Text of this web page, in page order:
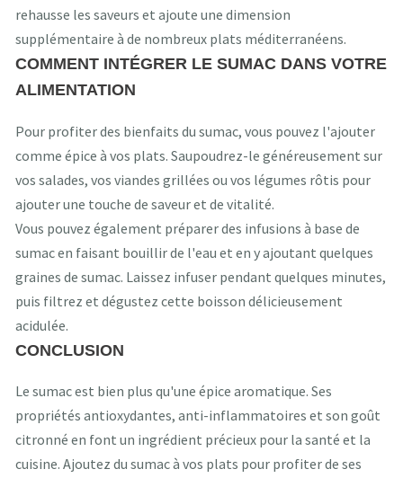
rehausse les saveurs et ajoute une dimension
supplémentaire à de nombreux plats méditerranéens.
COMMENT INTÉGRER LE SUMAC DANS VOTRE
ALIMENTATION
Pour profiter des bienfaits du sumac, vous pouvez l'ajouter
comme épice à vos plats. Saupoudrez-le généreusement sur
vos salades, vos viandes grillées ou vos légumes rôtis pour
ajouter une touche de saveur et de vitalité.
Vous pouvez également préparer des infusions à base de
sumac en faisant bouillir de l'eau et en y ajoutant quelques
graines de sumac. Laissez infuser pendant quelques minutes,
puis filtrez et dégustez cette boisson délicieusement
acidulée.
CONCLUSION
Le sumac est bien plus qu'une épice aromatique. Ses
propriétés antioxydantes, anti-inflammatoires et son goût
citronné en font un ingrédient précieux pour la santé et la
cuisine. Ajoutez du sumac à vos plats pour profiter de ses